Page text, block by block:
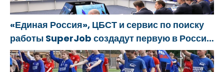
«Единая Россия», ЦБСТ и сервис по поиску
работы SuperJob создадут первую в России
специализированную платформу для
трудоустройства ветеранов СВО